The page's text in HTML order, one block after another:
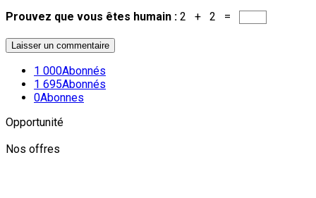
Prouvez que vous êtes humain : 2 + 2 =
1 000Abonnés
1 695Abonnés
0Abonnes
Opportunité
Nos offres